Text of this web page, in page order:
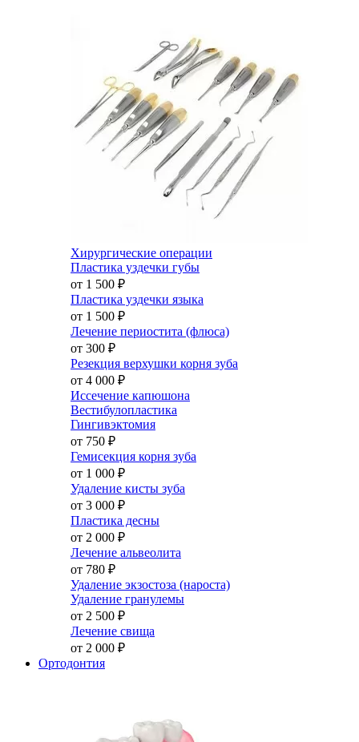
Хирургические операции
Пластика уздечки губы
от 1 500 ₽
Пластика уздечки языка
от 1 500 ₽
Лечение периостита (флюса)
от 300 ₽
Резекция верхушки корня зуба
от 4 000 ₽
Иссечение капюшона
Вестибулопластика
Гингивэктомия
от 750 ₽
Гемисекция корня зуба
от 1 000 ₽
Удаление кисты зуба
от 3 000 ₽
Пластика десны
от 2 000 ₽
Лечение альвеолита
от 780 ₽
Удаление экзостоза (нароста)
Удаление гранулемы
от 2 500 ₽
Лечение свища
от 2 000 ₽
Ортодонтия